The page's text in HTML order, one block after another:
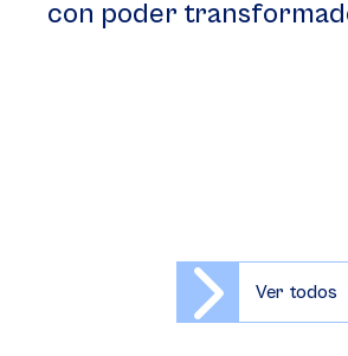
con poder
Ver todos